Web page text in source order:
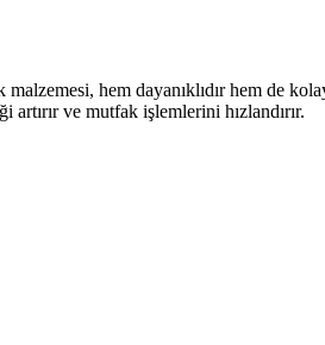
hem dayanıklıdır hem de
ve mutfak işlemlerini hızlandırır.